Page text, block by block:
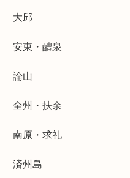
大邱
安東・醴泉
論山
全州・扶余
南原・求礼
済州島